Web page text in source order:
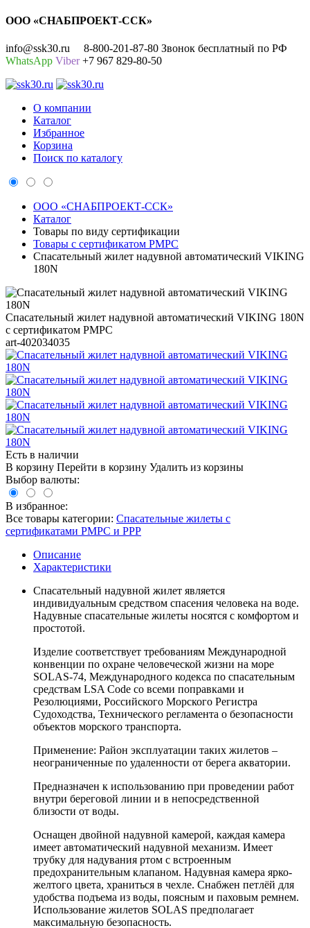
ООО «СНАБПРОЕКТ-ССК»
info@ssk30.ru
8-800-201-87-80 Звонок бесплатный по РФ
WhatsApp Viber+7 967 829-80-50
О компании
Каталог
Избранное
Корзина
Поиск по каталогу
ООО «СНАБПРОЕКТ-ССК»
Каталог
Товары по виду сертификации
Товары с сертификатом РМРС
Спасательный жилет надувной автоматический VIKING
180N
Спасательный жилет надувной автоматический VIKING 180N
с сертификатом РМРС
art-402034035
Есть в наличии
В корзину Перейти в корзину Удалить из корзины
Выбор валюты:
В избранное:
Все товары категории: Спасательные жилеты с
сертификатами РМРС и РРР
Описание
Характеристики
Спасательный надувной жилет является
индивидуальным средством спасения человека на воде.
Надувные спасательные жилеты носятся с комфортом и
простотой.
Изделие соответствует требованиям Международной
конвенции по охране человеческой жизни на море
SOLAS-74, Международного кодекса по спасательным
средствам LSA Code со всеми поправками и
Резолюциями, Российского Морского Регистра
Судоходства, Технического регламента о безопасности
объектов морского транспорта.
Применение: Район эксплуатации таких жилетов –
неограниченные по удаленности от берега акватории.
Предназначен к использованию при проведении работ
внутри береговой линии и в непосредственной
близости от воды.
Оснащен двойной надувной камерой, каждая камера
имеет автоматический надувной механизм. Имеет
трубку для надувания ртом с встроенным
предохранительным клапаном. Надувная камера ярко-
желтого цвета, храниться в чехле. Снабжен петлёй для
удобства подъема из воды, поясным и паховым ремнем.
Использование жилетов SOLAS предполагает
максимальную безопасность.